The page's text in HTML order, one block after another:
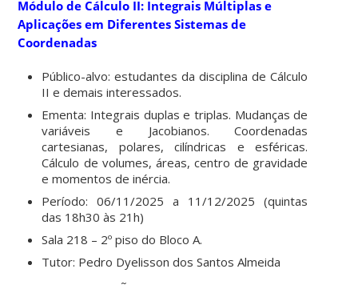
Módulo de Cálculo II: Integrais Múltiplas e
Aplicações em Diferentes Sistemas de
Coordenadas
Público-alvo: estudantes da disciplina de Cálculo
II e demais interessados.
Ementa: Integrais duplas e triplas. Mudanças de
variáveis e Jacobianos. Coordenadas
cartesianas, polares, cilíndricas e esféricas.
Cálculo de volumes, áreas, centro de gravidade
e momentos de inércia.
Período: 06/11/2025 a 11/12/2025 (quintas
das 18h30 às 21h)
Sala 218 – 2º piso do Bloco A.
Tutor: Pedro Dyelisson dos Santos Almeida